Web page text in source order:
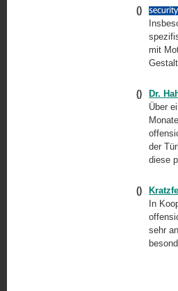
()
mit
()
Dr.
Über
der
diese
()
In
sehr